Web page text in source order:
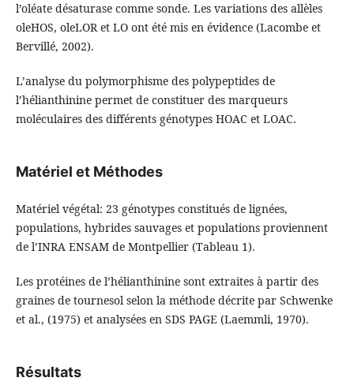
l’oléate désaturase comme sonde. Les variations des allèles
oleHOS, oleLOR et LO ont été mis en évidence (Lacombe et
Bervillé, 2002).
L’analyse du polymorphisme des polypeptides de
l’hélianthinine permet de constituer des marqueurs
moléculaires des différents génotypes HOAC et LOAC.
Matériel et Méthodes
Matériel végétal: 23 génotypes constitués de lignées,
populations, hybrides sauvages et populations proviennent
de l’INRA ENSAM de Montpellier (Tableau 1).
Les protéines de l’hélianthinine sont extraites à partir des
graines de tournesol selon la méthode décrite par Schwenke
et al., (1975) et analysées en SDS PAGE (Laemmli, 1970).
Résultats